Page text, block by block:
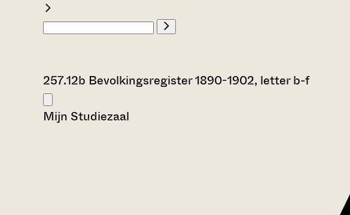
257.12b Bevolkingsregister 1890-1902, letter b-f
Mijn Studiezaal